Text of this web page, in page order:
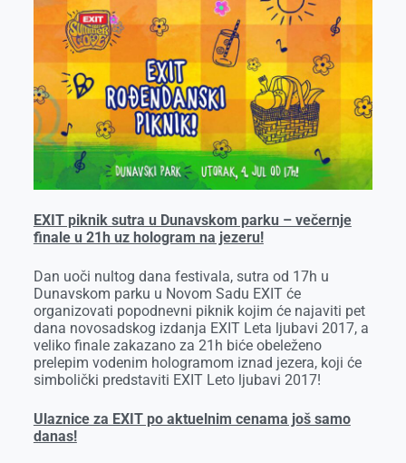
EXIT piknik sutra u Dunavskom parku – večernje
finale u 21h uz hologram na jezeru!
Dan uoči nultog dana festivala, sutra od 17h u
Dunavskom parku u Novom Sadu EXIT će
organizovati popodnevni piknik kojim će najaviti pet
dana novosadskog izdanja EXIT Leta ljubavi 2017, a
veliko finale zakazano za 21h biće obeleženo
prelepim vodenim hologramom iznad jezera, koji će
simbolički predstaviti EXIT Leto ljubavi 2017!
Ulaznice za EXIT po aktuelnim cenama još samo
danas!